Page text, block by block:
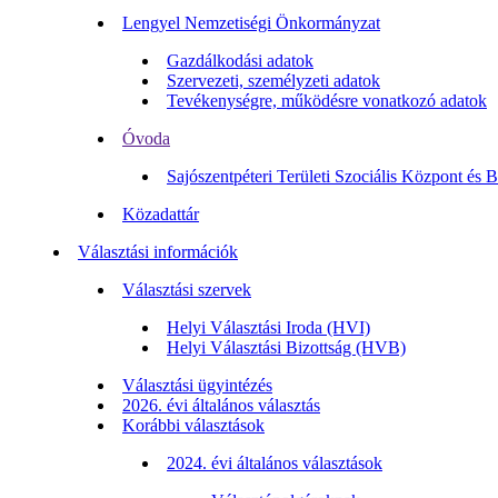
Lengyel Nemzetiségi Önkormányzat
Gazdálkodási adatok
Szervezeti, személyzeti adatok
Tevékenységre, működésre vonatkozó adatok
Óvoda
Sajószentpéteri Területi Szociális Központ és
Közadattár
Választási információk
Választási szervek
Helyi Választási Iroda (HVI)
Helyi Választási Bizottság (HVB)
Választási ügyintézés
2026. évi általános választás
Korábbi választások
2024. évi általános választások